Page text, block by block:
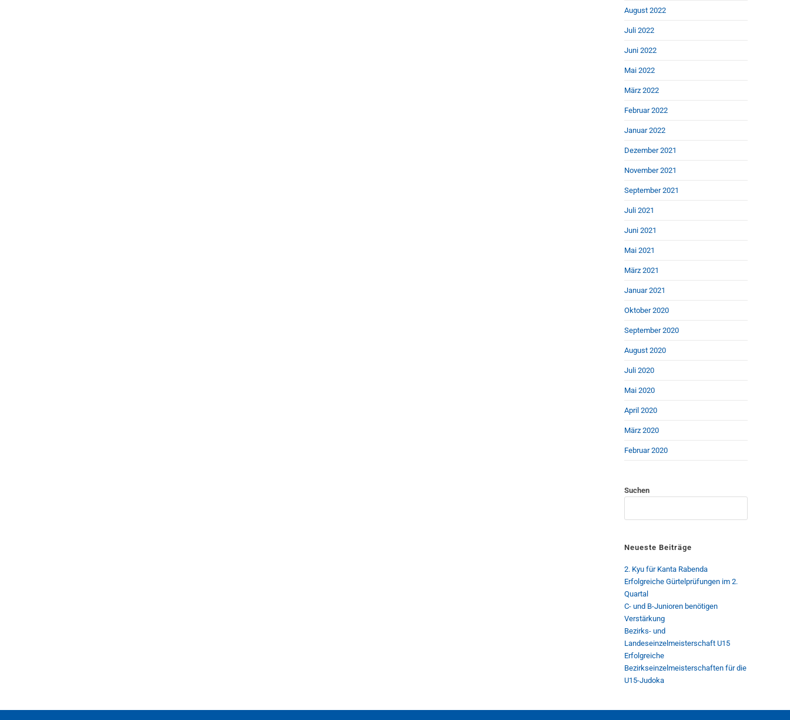
August 2022
Juli 2022
Juni 2022
Mai 2022
März 2022
Februar 2022
Januar 2022
Dezember 2021
November 2021
September 2021
Juli 2021
Juni 2021
Mai 2021
März 2021
Januar 2021
Oktober 2020
September 2020
August 2020
Juli 2020
Mai 2020
April 2020
März 2020
Februar 2020
Suchen
Neueste Beiträge
2. Kyu für Kanta Rabenda
Erfolgreiche Gürtelprüfungen im 2.
Quartal
C- und B-Junioren benötigen
Verstärkung
Bezirks- und
Landeseinzelmeisterschaft U15
Erfolgreiche
Bezirkseinzelmeisterschaften für die
U15-Judoka